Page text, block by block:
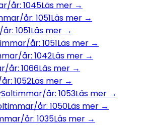
år: 1045Läs mer →
år: 1051Läs mer →
år: 1051Läs mer →
år: 1051Läs mer →
år: 1042Läs mer →
år: 1066Läs mer →
1052Läs mer →
Soltimmar/år: 1053Läs mer →
år: 1050Läs mer →
år: 1035Läs mer →